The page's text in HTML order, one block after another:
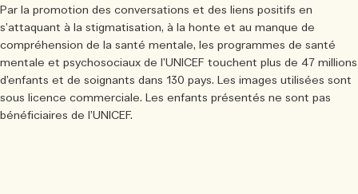
Par la promotion des conversations et des liens positifs en
s’attaquant à la stigmatisation, à la honte et au manque de
compréhension de la santé mentale, les programmes de santé
mentale et psychosociaux de l’UNICEF touchent plus de 47 millions
d’enfants et de soignants dans 130 pays. Les images utilisées sont
sous licence commerciale. Les enfants présentés ne sont pas
bénéficiaires de l’UNICEF.